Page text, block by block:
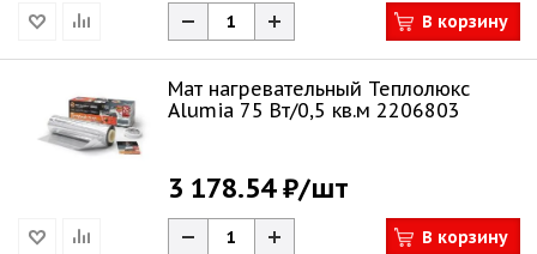
В корзину
Мат нагревательный Теплолюкс
Alumia 75 Вт/0,5 кв.м 2206803
3 178.54 ₽/шт
В корзину